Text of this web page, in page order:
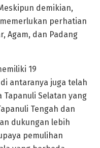
demikian,
perhatian
Agam, dan Padang
19
antaranya juga telah
Selatan yang
Tengah dan
dukungan lebih
pemulihan